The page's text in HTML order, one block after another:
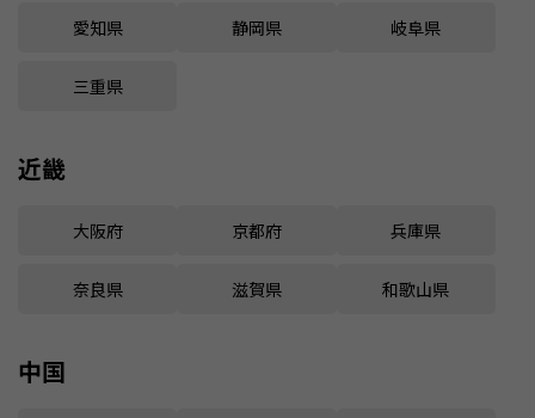
愛知県 静岡県 岐阜県
三重県
近畿
大阪府 京都府 兵庫県
奈良県 滋賀県 和歌山県
中国